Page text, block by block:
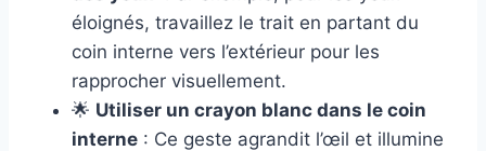
éloignés, travaillez le trait en partant du
coin interne vers l’extérieur pour les
rapprocher visuellement.
🌟 Utiliser un crayon blanc dans le coin
interne : Ce geste agrandit l’œil et illumine